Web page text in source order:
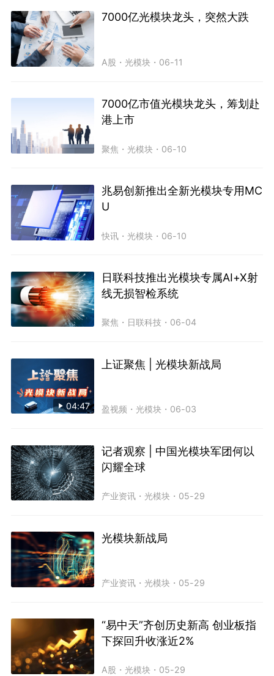
7000亿光模块龙头，突然大跌
A股 ・光模块 ・ 06-11
7000亿市值光模块龙头，筹划赴
港上市
聚焦 ・光模块 ・ 06-10
兆易创新推出全新光模块专用MC
U
快讯 ・光模块 ・ 06-10
日联科技推出光模块专属AI+X射
线无损智检系统
聚焦 ・ 日联科技 ・ 06-04
04:47
上证聚焦 | 光模块新战局
盈视频 ・光模块 ・ 06-03
记者观察 | 中国光模块军团何以
闪耀全球
产业资讯 ・光模块 ・ 05-29
光模块新战局
产业资讯 ・光模块 ・ 05-29
“易中天”齐创历史新高 创业板指
下探回升收涨近2%
A股 ・光模块 ・ 05-29